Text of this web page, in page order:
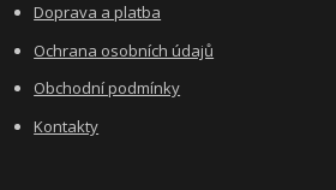
Doprava a platba
Ochrana osobních údajů
Obchodní podmínky
Kontakty